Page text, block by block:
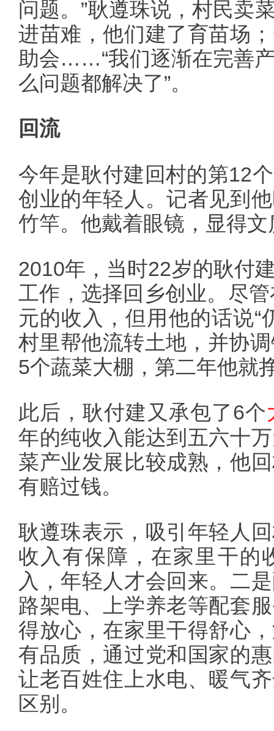
问题。”耿遵珠说，村民卖
进苗难，他们建了育苗场
助会……“我们逐渐在完善
么问题都解决了”。
回流
今年是耿付建回村的第12
创业的年轻人。记者见到
竹竿。他戴着眼镜，显得
2010年，当时22岁的耿付
工作，选择回乡创业。尽
元的收入，但用他的话说“
村里帮他流转土地，并协
5个蔬菜大棚，第二年他就
此后，耿付建又承包了6个
年的纯收入能达到五六十
菜产业发展比较成熟，他
有赔过钱。
耿遵珠表示，吸引年轻人
收入有保障，在家里干的
入，年轻人才会回来。二
路架电、上学养老等配套
得放心，在家里干得舒心
有品质，通过党和国家的
让老百姓住上水电、暖气
区别。